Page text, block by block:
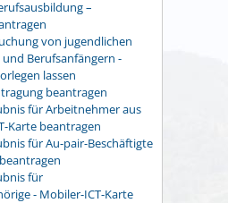
–
von jugendlichen
Berufsanfängern -
lassen
beantragen
für Arbeitnehmer aus
Karte beantragen
für Au-pair-Beschäftigte
für
- Mobiler-ICT-Karte